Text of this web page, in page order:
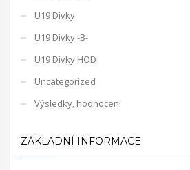
U19 Dívky
U19 Dívky -B-
U19 Dívky HOD
Uncategorized
Výsledky, hodnocení
ZÁKLADNÍ INFORMACE